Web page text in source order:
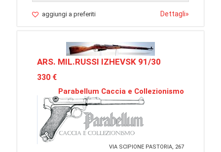
aggiungi a preferiti Dettagli»
ARS. MIL.RUSSI IZHEVSK 91/30
330 €
Parabellum Caccia e Collezionismo
VIA SCIPIONE PASTORIA, 267